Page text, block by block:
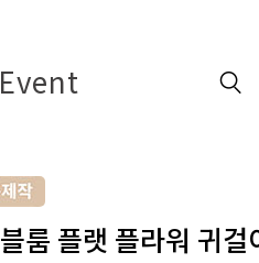
Event
룸 플랫 플라워 귀걸